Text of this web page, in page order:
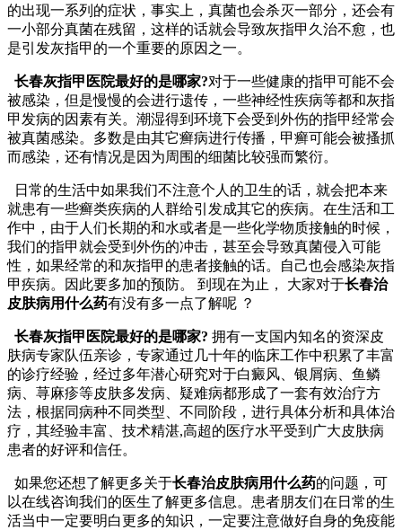
的出现一系列的症状，事实上，真菌也会杀灭一部分，还会有
一小部分真菌在残留，这样的话就会导致灰指甲久治不愈，也
是引发灰指甲的一个重要的原因之一。
长春灰指甲医院最好的是哪家?对于一些健康的指甲可能不会
被感染，但是慢慢的会进行遗传，一些神经性疾病等都和灰指
甲发病的因素有关。潮湿得到环境下会受到外伤的指甲经常会
被真菌感染。多数是由其它癣病进行传播，甲癣可能会被搔抓
而感染，还有情况是因为周围的细菌比较强而繁衍。
日常的生活中如果我们不注意个人的卫生的话，就会把本来
就患有一些癣类疾病的人群给引发成其它的疾病。在生活和工
作中，由于人们长期的和水或者是一些化学物质接触的时候，
我们的指甲就会受到外伤的冲击，甚至会导致真菌侵入可能
性，如果经常的和灰指甲的患者接触的话。自己也会感染灰指
甲疾病。因此要多加的预防。 到现在为止， 大家对于长春治
皮肤病用什么药有没有多一点了解呢 ？
长春灰指甲医院最好的是哪家? 拥有一支国内知名的资深皮
肤病专家队伍亲诊，专家通过几十年的临床工作中积累了丰富
的诊疗经验，经过多年潜心研究对于白癜风、银屑病、鱼鳞
病、荨麻疹等皮肤多发病、疑难病都形成了一套有效治疗方
法，根据同病种不同类型、不同阶段，进行具体分析和具体治
疗，其经验丰富、技术精湛,高超的医疗水平受到广大皮肤病
患者的好评和信任。
如果您还想了解更多关于长春治皮肤病用什么药的问题，可
以在线咨询我们的医生了解更多信息。患者朋友们在日常的生
活当中一定要明白更多的知识，一定要注意做好自身的免疫能